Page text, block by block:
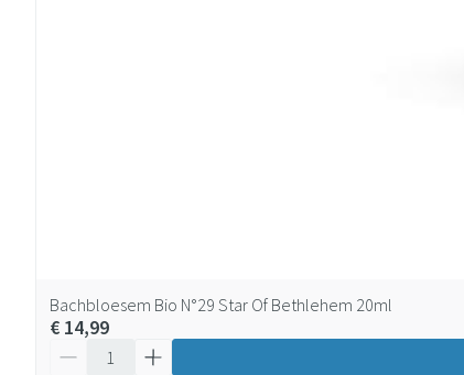
Bachbloesem Bio N°29 Star Of Bethlehem 20ml
€ 14,99